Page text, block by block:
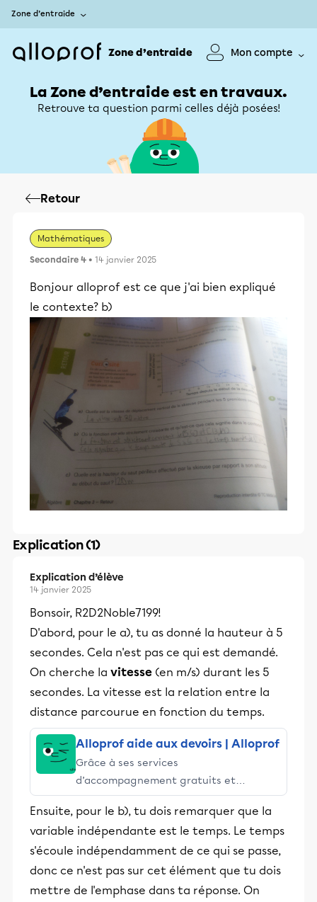
Zone d’entraide
Zone d’entraide Mon compte
La Zone d’entraide est en travaux.
Retrouve ta question parmi celles déjà posées!
Retour
Mathématiques
Secondaire 4 • 14 janvier 2025
Bonjour alloprof est ce que j'ai bien expliqué
le contexte? b)
Explication (1)
Explication d’élève
14 janvier 2025
Bonsoir, R2D2Noble7199!
D'abord, pour le a), tu as donné la hauteur à 5
secondes. Cela n'est pas ce qui est demandé.
On cherche la vitesse (en m/s) durant les 5
secondes. La vitesse est la relation entre la
distance parcourue en fonction du temps.
Alloprof aide aux devoirs | Alloprof
Grâce à ses services
d’accompagnement gratuits et
stimulants, Alloprof engage les élèves
et leurs parents dans la réussite
éducative.
Ensuite, pour le b), tu dois remarquer que la
variable indépendante est le temps. Le temps
s'écoule indépendamment de ce qui se passe,
donc ce n'est pas sur cet élément que tu dois
mettre de l'emphase dans ta réponse. On